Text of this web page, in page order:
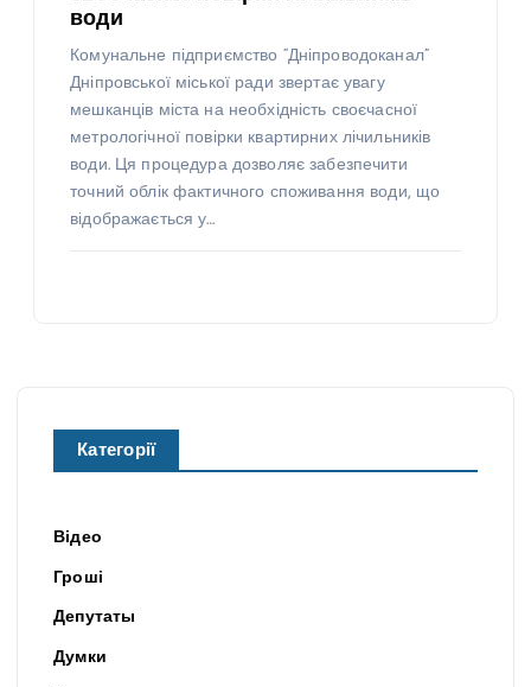
води
Комунальне підприємство “Дніпроводоканал”
Дніпровської міської ради звертає увагу
мешканців міста на необхідність своєчасної
метрологічної повірки квартирних лічильників
води. Ця процедура дозволяє забезпечити
точний облік фактичного споживання води, що
відображається у…
Категорії
Відео
Гроші
Депутаты
Думки